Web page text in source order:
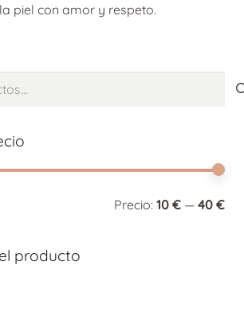
piel con amor y respeto.
Precio: 10 € — 40 €
producto